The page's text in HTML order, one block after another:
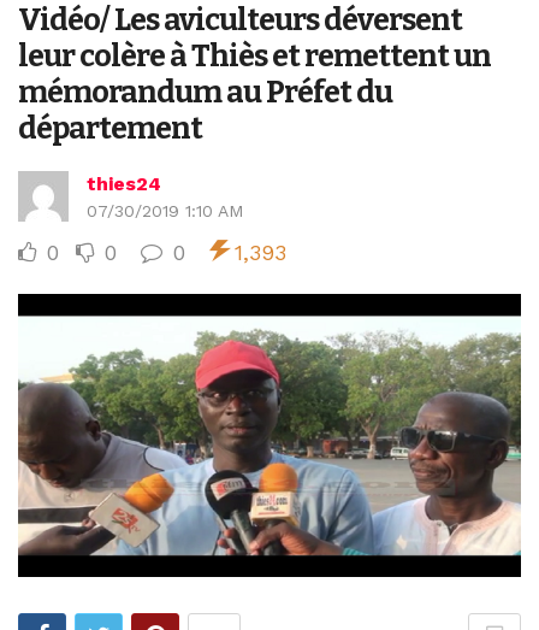
Vidéo/ Les aviculteurs déversent
leur colère à Thiès et remettent un
mémorandum au Préfet du
département
thies24
07/30/2019 1:10 AM
0 0 0 1,393